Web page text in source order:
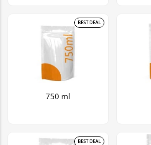
750 ml
BEST DEAL
BEST DEAL